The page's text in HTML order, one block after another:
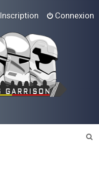
Connexion
Inscription